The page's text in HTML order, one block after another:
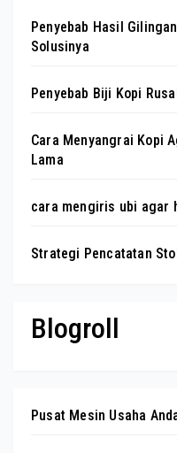
Penyebab Hasil
Solusinya
Penyebab Biji Kopi
Cara Menyangrai Kopi
Lama
cara mengiris ubi agar
Strategi Pencatatan
Blogroll
Pusat Mesin Usaha